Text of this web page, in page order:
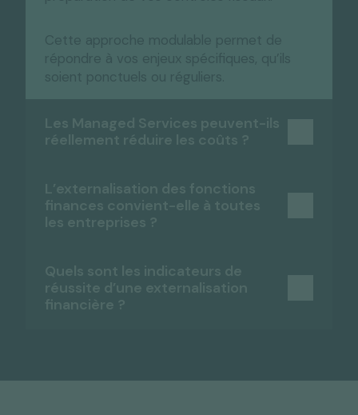
Cette approche modulable permet de
répondre à vos enjeux spécifiques, qu’ils
soient ponctuels ou réguliers.